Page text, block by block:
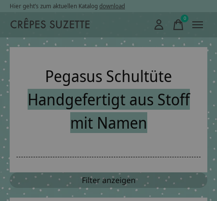
Hier geht’s zum aktuellen Katalog download
0items
Pegasus Schultüte
Handgefertigt aus Stoff
mit Namen
Filter anzeigen